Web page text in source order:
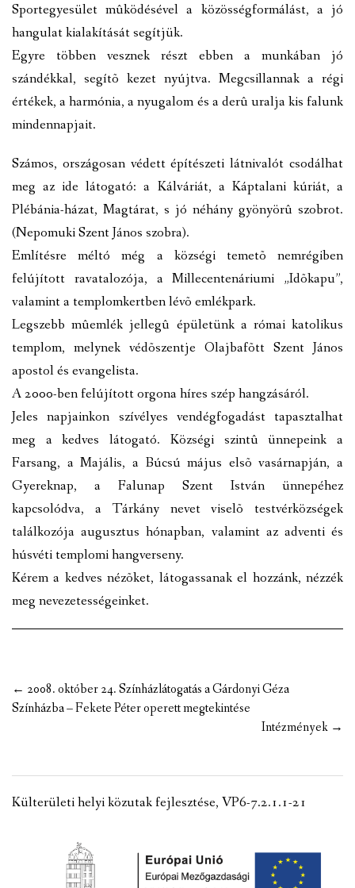
Sportegyesület mûködésével a közösségformálást, a jó
hangulat kialakítását segítjük.
Egyre többen vesznek részt ebben a munkában jó
szándékkal, segítõ kezet nyújtva. Megcsillannak a régi
értékek, a harmónia, a nyugalom és a derû uralja kis falunk
mindennapjait.
Számos, országosan védett építészeti látnivalót csodálhat
meg az ide látogató: a Kálváriát, a Káptalani kúriát, a
Plébánia-házat, Magtárat, s jó néhány gyönyörû szobrot.
(Nepomuki Szent János szobra).
Említésre méltó még a községi temetõ nemrégiben
felújított ravatalozója, a Millecentenáriumi „Idõkapu”,
valamint a templomkertben lévõ emlékpark.
Legszebb mûemlék jellegû épületünk a római katolikus
templom, melynek védõszentje Olajbafõtt Szent János
apostol és evangelista.
A 2000-ben felújított orgona híres szép hangzásáról.
Jeles napjainkon szívélyes vendégfogadást tapasztalhat
meg a kedves látogató. Községi szintû ünnepeink a
Farsang, a Majális, a Búcsú május elsõ vasárnapján, a
Gyereknap, a Falunap Szent István ünnepéhez
kapcsolódva, a Tárkány nevet viselõ testvérközségek
találkozója augusztus hónapban, valamint az adventi és
húsvéti templomi hangverseny.
Kérem a kedves nézõket, látogassanak el hozzánk, nézzék
meg nevezetességeinket.
Post
navigation
← 2008. október 24. Színházlátogatás a Gárdonyi Géza
Színházba – Fekete Péter operett megtekintése
Intézmények →
Külterületi helyi közutak fejlesztése, VP6-7.2.1.1-21